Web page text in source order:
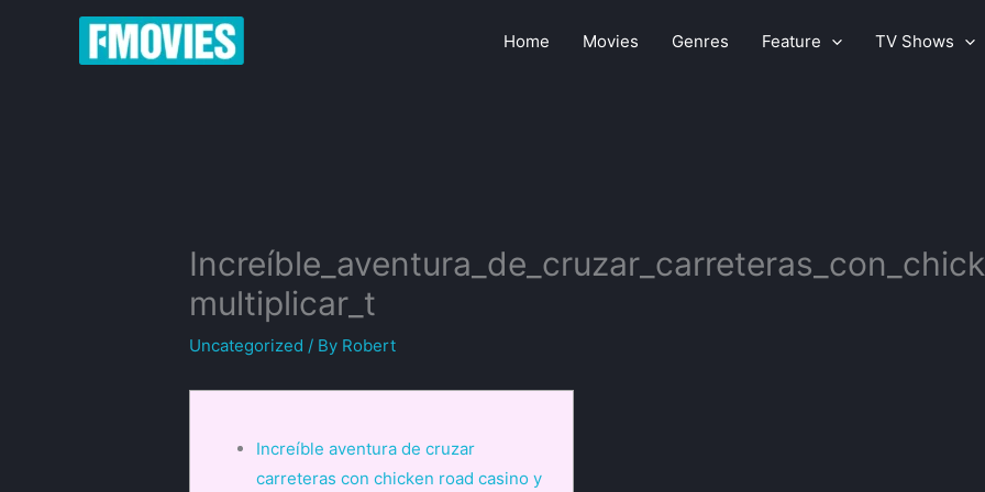
Home Movies Genres Feature TV Shows
multiplicar_t
Uncategorized / By Robert
Increíble aventura de cruzar
carreteras con chicken road casino y